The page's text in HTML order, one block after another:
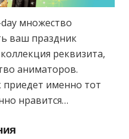
множество
ваш праздник
реквизита,
аниматоров.
именно тот
нравится…